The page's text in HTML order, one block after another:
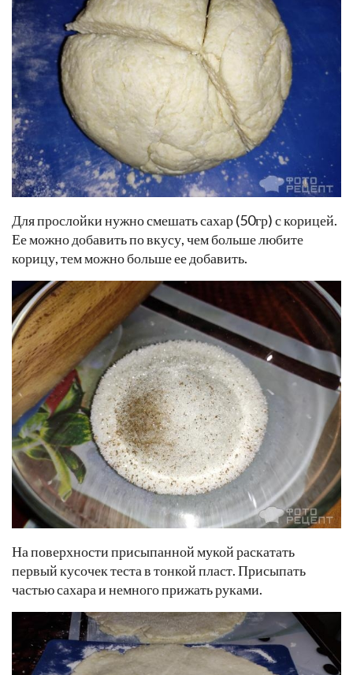
Для прослойки нужно смешать сахар (50гр) с корицей.
Ее можно добавить по вкусу, чем больше любите
корицу, тем можно больше ее добавить.
На поверхности присыпанной мукой раскатать
первый кусочек теста в тонкой пласт. Присыпать
частью сахара и немного прижать руками.